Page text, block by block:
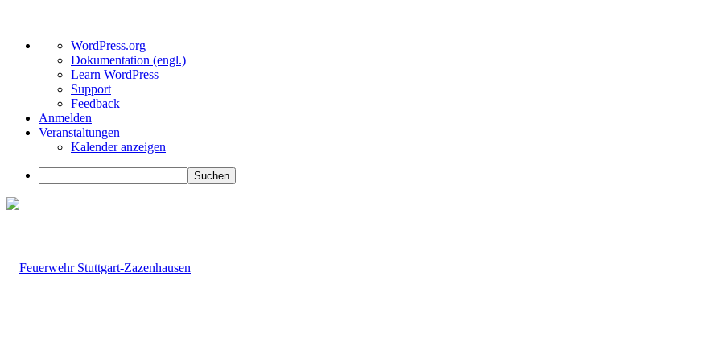
Über
WordPress
WordPress.org
Dokumentation (engl.)
Learn WordPress
Support
Feedback
Anmelden
Veranstaltungen
Kalender anzeigen
Suchen